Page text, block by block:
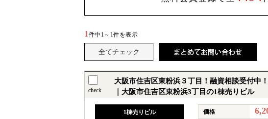
1 件中 1～1件を表示
check
大阪市住吉区東粉浜３丁目！融資相談受付中
｜大阪市住吉区東粉浜3丁目の1棟売りビル
1棟売りビル 価格